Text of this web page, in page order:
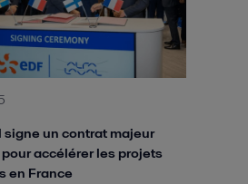
signe un contrat majeur
pour accélérer les projets
en France